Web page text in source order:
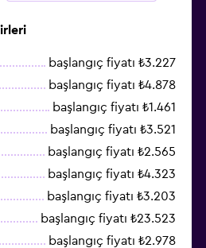
başlangıç fiyatı ₺3.227
başlangıç fiyatı ₺4.878
başlangıç fiyatı ₺1.461
başlangıç fiyatı ₺3.521
başlangıç fiyatı ₺2.565
başlangıç fiyatı ₺4.323
başlangıç fiyatı ₺3.203
başlangıç fiyatı ₺23.523
başlangıç fiyatı ₺2.978